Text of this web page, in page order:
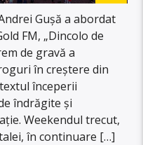
Gușă a abordat
FM, „Dincolo de
de gravă a
în creștere din
începerii
îndrăgite și
Weekendul trecut,
în continuare […]